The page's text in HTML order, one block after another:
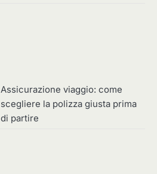
Assicurazione viaggio: come
scegliere la polizza giusta prima
di partire